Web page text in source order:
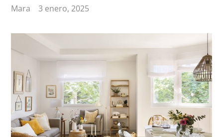
Mara 3 enero, 2025